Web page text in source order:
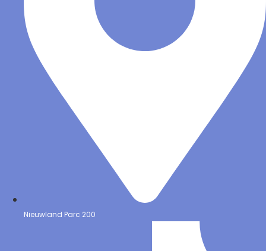
Nieuwland Parc 200